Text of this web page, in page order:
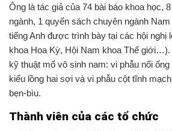
Ông là tác giả của 74 bài báo khoa học,
ngành, 1 quyển sách chuyên ngành
tiếng Anh được trình bày tại các hội nghị
khoa Hoa Kỳ, Hội Nam khoa Thế giới…).
kỹ thuật mổ vô sinh nam: vi phẫu nối
kiểu lồng hai sợi và vi phẫu cột tĩnh
bẹn-bìu.
Thành viên của các tổ chức